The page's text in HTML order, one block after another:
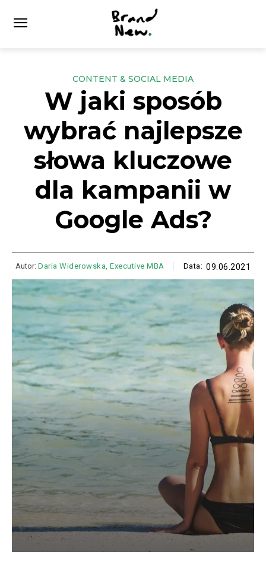
CONTENT & SOCIAL MEDIA
W jaki sposób
wybrać najlepsze
słowa kluczowe
dla kampanii w
Google Ads?
Autor: Daria Widerowska, Executive MBA Data: 09.06.2021